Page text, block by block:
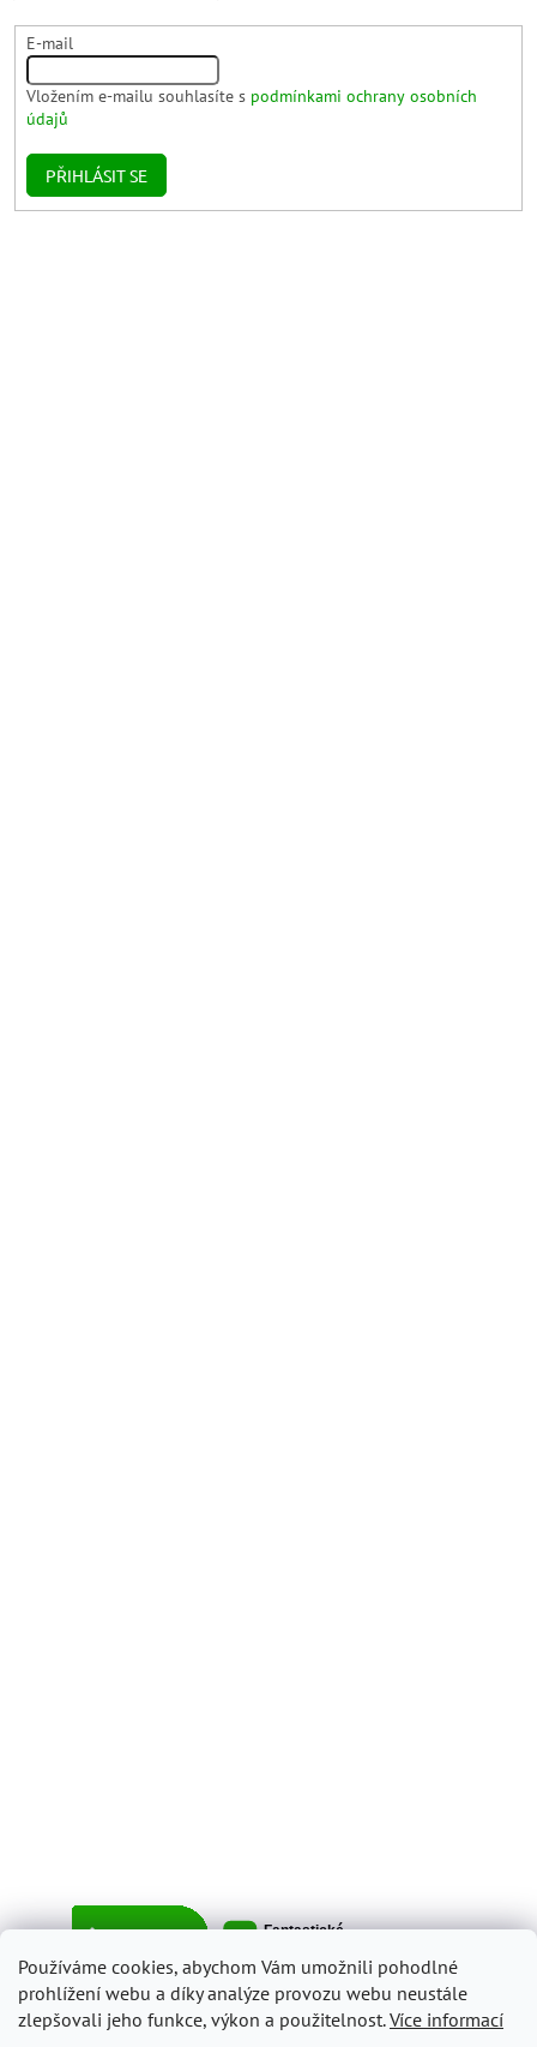
Používáme cookies, abychom Vám umožnili pohodlné
prohlížení webu a díky analýze provozu webu neustále
zlepšovali jeho funkce, výkon a použitelnost.Více informací
E-mail
Vložením e-mailu souhlasíte s podmínkami ochrany osobních
údajů
PŘIHLÁSIT SE